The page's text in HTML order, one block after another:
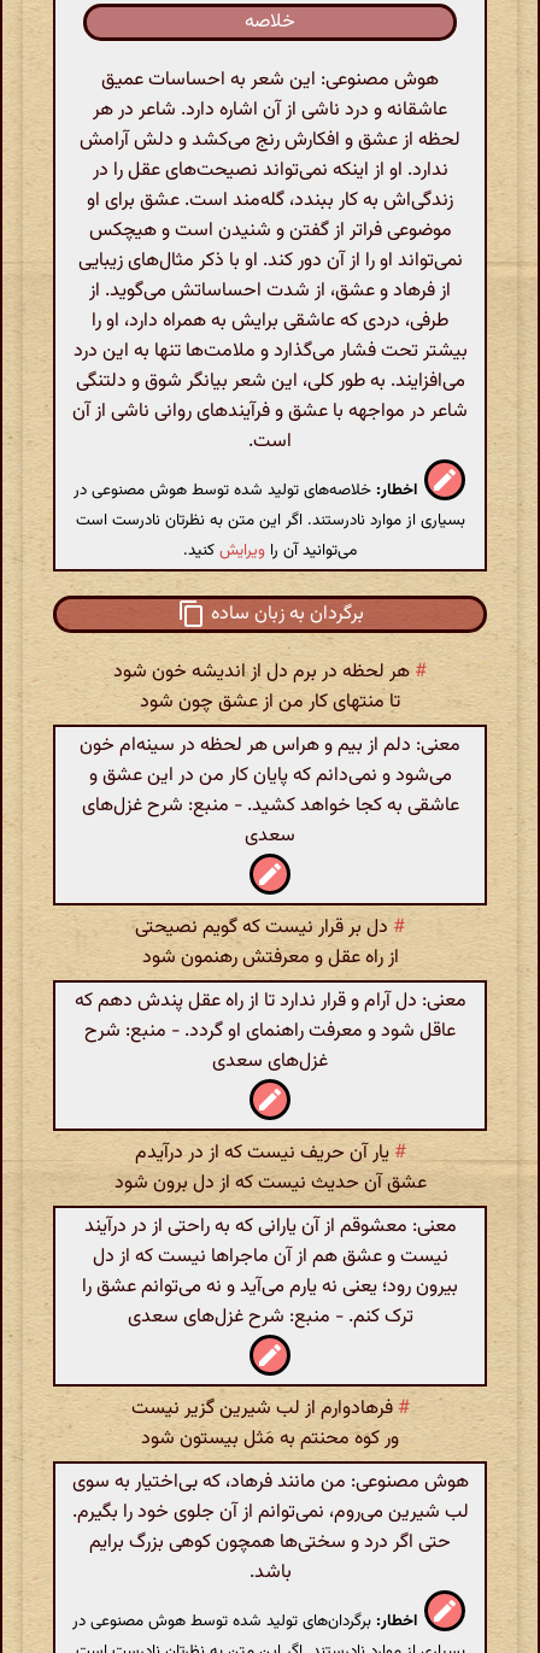
خلاصه
هوش مصنوعی: این شعر به احساسات عمیق
عاشقانه و درد ناشی از آن اشاره دارد. شاعر در هر
لحظه از عشق و افکارش رنج می‌کشد و دلش آرامش
ندارد. او از اینکه نمی‌تواند نصیحت‌های عقل را در
زندگی‌اش به کار ببندد، گله‌مند است. عشق برای او
موضوعی فراتر از گفتن و شنیدن است و هیچکس
نمی‌تواند او را از آن دور کند. او با ذکر مثال‌های زیبایی
از فرهاد و عشق، از شدت احساساتش می‌گوید. از
طرفی، دردی که عاشقی برایش به همراه دارد، او را
بیشتر تحت فشار می‌گذارد و ملامت‌ها تنها به این درد
می‌افزایند. به طور کلی، این شعر بیانگر شوق و دلتنگی
شاعر در مواجهه با عشق و فرآیندهای روانی ناشی از آن
است.
اخطار: خلاصه‌های تولید شده توسط هوش مصنوعی در
بسیاری از موارد نادرستند. اگر این متن به نظرتان نادرست است
می‌توانید آن را ویرایشکنید.
برگردان به زبان ساده
#هر لحظه در برم دل از اندیشه خون شود
تا منتهای کار من از عشق چون شود
معنی: دلم از بیم و هراس هر لحظه در سینه‌ام خون
می‌شود و نمی‌دانم که پایان کار من در این عشق و
عاشقی به کجا خواهد کشید. - منبع: شرح غزل‌های
سعدی
# دل بر قرار نیست که گویم نصیحتی
از راه عقل و معرفتش رهنمون شود
معنی: دل آرام و قرار ندارد تا از راه عقل پندش دهم که
عاقل شود و معرفت راهنمای او گردد. - منبع: شرح
غزل‌های سعدی
# یار آن حریف نیست که از در درآیدم
عشق آن حدیث نیست که از دل برون شود
معنی: معشوقم از آن یارانی که به راحتی از در درآیند
نیست و عشق هم از آن ماجراها نیست که از دل
بیرون رود؛ یعنی نه یارم می‌آید و نه می‌توانم عشق را
ترک کنم. - منبع: شرح غزل‌های سعدی
# فرهادوارم از لب شیرین گزیر نیست
ور کوه محنتم به مَثل بیستون شود
هوش مصنوعی: من مانند فرهاد، که بی‌اختیار به سوی
لب شیرین می‌روم، نمی‌توانم از آن جلوی خود را بگیرم.
حتی اگر درد و سختی‌ها همچون کوهی بزرگ برایم
باشد.
اخطار: برگردان‌های تولید شده توسط هوش مصنوعی در